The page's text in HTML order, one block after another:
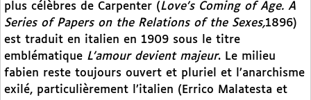
plus célèbres de Carpenter (Love’s Coming of Age. A
Series of Papers on the Relations of the Sexes,1896)
est traduit en italien en 1909 sous le titre
emblématique L’amour devient majeur. Le milieu
fabien reste toujours ouvert et pluriel et l’anarchisme
exilé, particulièrement l’italien (Errico Malatesta et